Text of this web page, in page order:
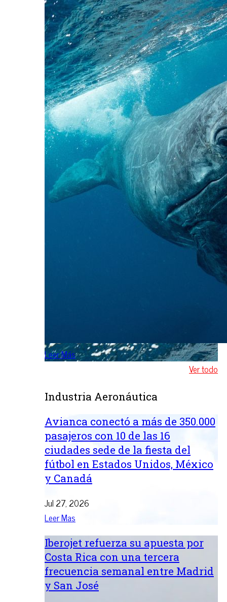
Leer Más
Ver todo
Industria Aeronáutica
Avianca conectó a más de 350.000
pasajeros con 10 de las 16
ciudades sede de la fiesta del
fútbol en Estados Unidos, México
y Canadá
Jul 27, 2026
Leer Mas
Iberojet refuerza su apuesta por
Costa Rica con una tercera
frecuencia semanal entre Madrid
y San José